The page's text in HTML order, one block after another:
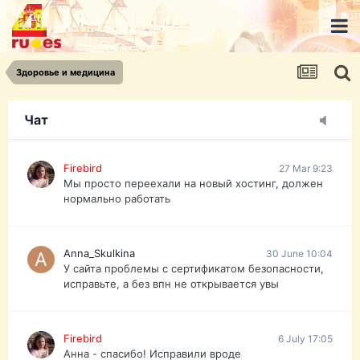
Здоровье и медицина
Чат
urist.dokument@gmail.com
https://pasport-ua.com/
Телеграмм @uristpassua
Firebird
Друзья - из России без VPN сайт и форум
Firebird 27 Mar 9:23
Мы просто переехали на новый хостинг, должен
нормально работать
Anna_Skulkina 30 June 10:04
У сайта проблемы с сертификатом безопасности,
исправьте, а без впн не открывается увы
Firebird 6 July 17:05
Анна - спасибо! Исправили вроде